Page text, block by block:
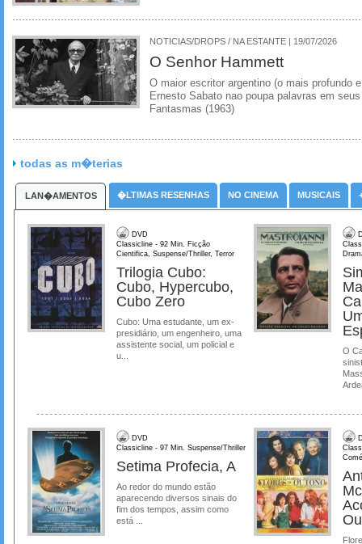
NOTICIAS/DROPS / NA ESTANTE | 19/07/2026
O Senhor Hammett
O maior escritor argentino (o mais profundo
Ernesto Sabato nao poupa palavras em
Fantasmas (1963)
todas as m�terias
LAN�AMENTOS �LTIMAS RESENHAS NO CINEMA MUSICAIS
DVD
Classicline - 92 Min. Ficção
Cientifica, Suspense/Thriller, Terror
Trilogia Cubo:
Cubo, Hypercubo,
Cubo Zero
Cubo: Uma estudante, um ex-
presidiário, um engenheiro, uma
assistente social, um policial e
u...
O
DVD
Classicline - 97 Min. Suspense/Thriller
Setima Profecia, A
Ao redor do mundo estão
aparecendo diversos sinais do
fim dos tempos, assim como
está ...